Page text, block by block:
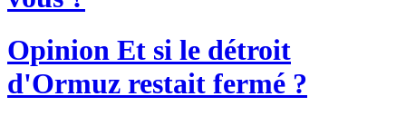
Opinion Et si le détroit
d'Ormuz restait fermé ?